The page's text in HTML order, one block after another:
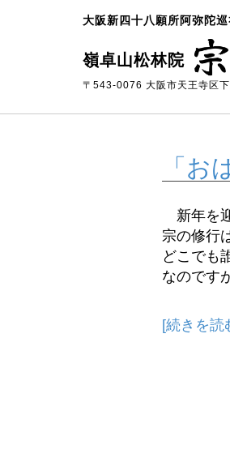
大阪新四十八願所阿弥陀
嶺卓山松林院
〒543-0076 大阪市天王寺区
「お
新年を
宗の修行
どこでも
なのです
[続きを読